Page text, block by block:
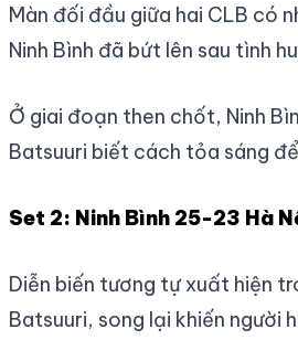
Màn đối đầu giữa hai CLB có
Ninh Bình đã bứt lên sau tình
Ở giai đoạn then chốt, Ninh
Batsuuri biết cách tỏa sáng
Set 2: Ninh Bình 25-23 Hà
Diễn biến tương tự xuất hiện
Batsuuri, song lại khiến người